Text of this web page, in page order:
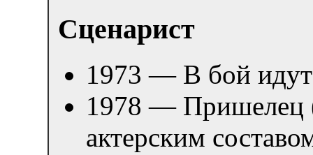
Сценарист
1973 — В бой
1978 — Пришелец
актерским